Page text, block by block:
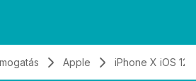
Apple iPhone X iOS 12